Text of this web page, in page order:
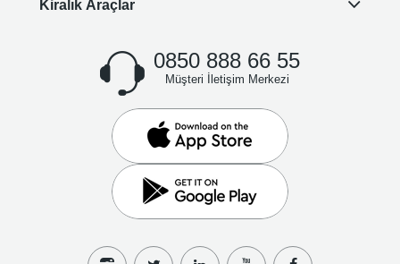
Kiralık Araçlar
0850 888 66 55
Müşteri İletişim Merkezi